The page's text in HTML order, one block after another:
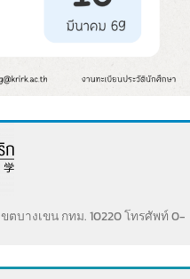
ตบางเขน กทม. 10220 โทรศัพท์ 0-